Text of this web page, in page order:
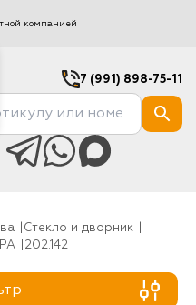
компанией
7 (991) 898-75-11
Стекло и дворник
202.142